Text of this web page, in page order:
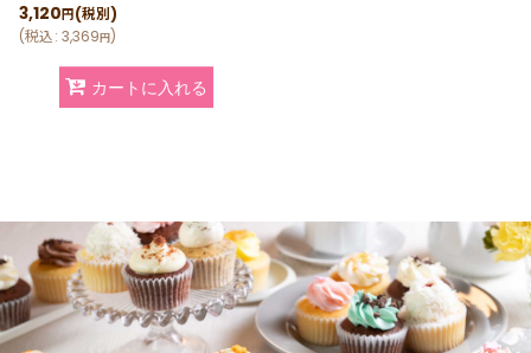
3,120 円(税別)
(税込: 3,369円)
カートに入れる